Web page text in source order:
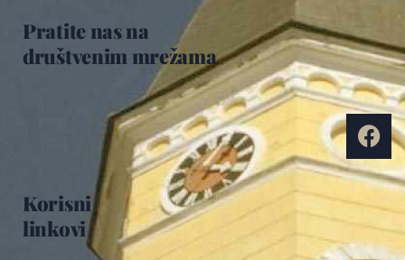
Korisni
linkovi
Pratite nas na
društvenim mrežama